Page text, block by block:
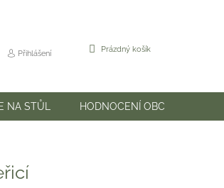
Přihlášení
NÁKUPNÍ
Prázdný košík
NA STŮL HODNOCENÍ OBCHODU